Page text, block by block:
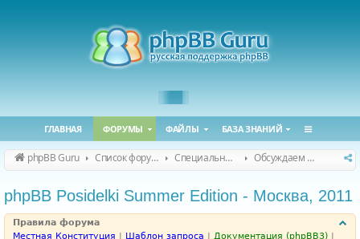
ГЛАВНАЯ ФОРУМЫ ФАЙЛЫ БАЗА ЗНАНИЙ
phpBB Guru Список форумов Специальные форумы Обсуждаем сайт и конференцию
phpBB Posidelki Summer Edition - Москва, 2011
Правила форума
Местная Конституция | Шаблон запроса | Документация (phpBB3) |